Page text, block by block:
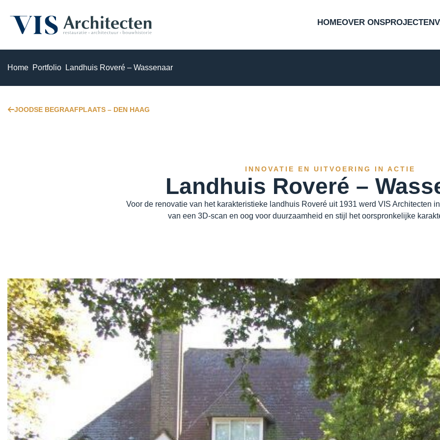
HOMEOVER ONSPROJECTEN
Monumenten & erfgoed
Haalbaarheidsstudie & analyse
Bouwhistorisch onderzoek & waardestelling
Verduurzaming & modernisering
Home Portfolio Landhuis Roveré – Wassenaar
JOODSE BEGRAAFPLAATS – DEN HAAG
INNOVATIE EN UITVOERING IN ACTIE
Landhuis Roveré –
Voor de renovatie van het karakteristieke landhuis Roveré uit 1931 werd VIS Architecten
van een 3D-scan en oog voor duurzaamheid en stijl het oorspronkelijke